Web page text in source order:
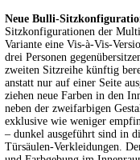
Neue Bulli-
Sitzkonfigurationen der
Variante eine Vis-à-Vis-
drei Personen
zweiten Sitzreihe künftig
anstatt nur auf einer Seite
ziehen neue Farben in den
neben der zweifarbigen
exklusive wie weniger
– dunkel ausgeführt sind in
Türsäulen-Verkleidungen.